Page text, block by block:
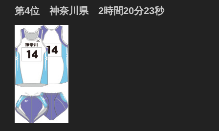
第4位 神奈川県 2時間20分23秒